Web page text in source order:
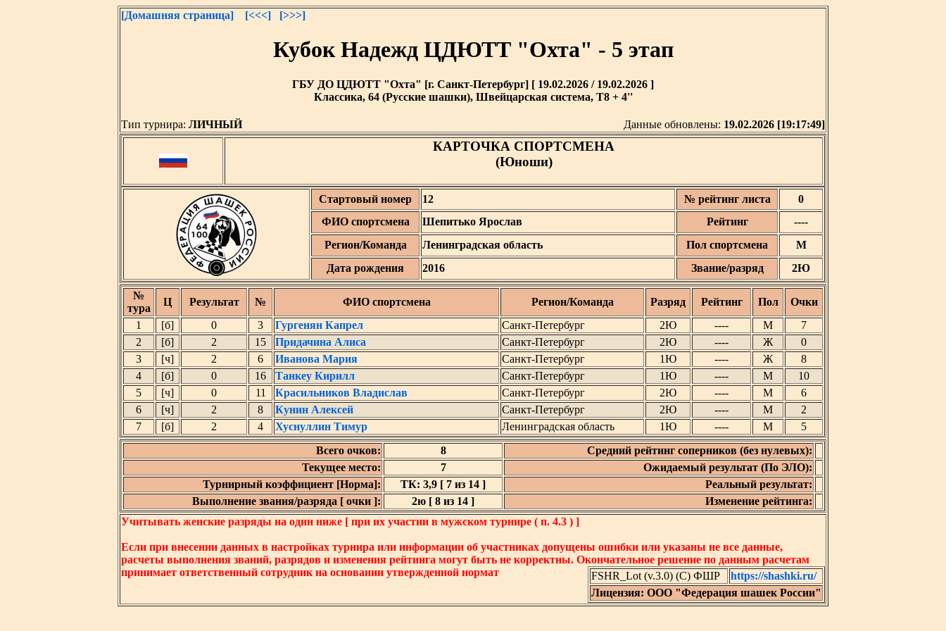
[Домашняя страница] [<<<] [>>>]
Кубок Надежд ЦДЮТТ "Охта" - 5 этап
ГБУ ДО ЦДЮТТ "Охта" [г. Санкт-Петербург] [ 19.02.2026 / 19.02.2026 ]
Классика, 64 (Русские шашки), Швейцарская система, T8 + 4''
Тип турнира: ЛИЧНЫЙ Данные обновлены: 19.02.2026 [19:17:49]
КАРТОЧКА СПОРТСМЕНА
(Юноши)
Стартовый номер 12 № рейтинг листа
0
ФИО спортсмена
Шепитько Ярослав Рейтинг
----
Регион/Команда
Ленинградская область Пол спортсмена
М
Дата рождения
2016 Звание/разряд 2Ю
№
тура
Ц Результат № ФИО спортсмена Регион/Команда Разряд Рейтинг Пол
Очки
1
[б] 0 3 Гургенян Капрел Санкт-Петербург 2Ю ---- М
7
2
[б] 2 15 Придачина Алиса Санкт-Петербург 2Ю ---- Ж
0
3
[ч] 2 6 Иванова Мария Санкт-Петербург 1Ю ---- Ж
8
4
[б] 0 16 Танкеу Кирилл Санкт-Петербург 1Ю ---- М
10
5
[ч] 0 11 Красильников Владислав Санкт-Петербург 2Ю ---- М
6
6
[ч] 2 8 Кунин Алексей Санкт-Петербург 2Ю ---- М
2
7
[б] 2 4 Хуснуллин Тимур Ленинградская область 1Ю ---- М
5
Всего очков:
8
Средний рейтинг соперников (без нулевых):
Текущее место:
7
Ожидаемый результат (По ЭЛО):
Турнирный коэффициент [Норма]:
ТК: 3,9 [ 7 из 14 ]
Реальный результат:
Выполнение звания/разряда [ очки ]:
2ю [ 8 из 14 ]
Изменение рейтинга:
Учитывать женские разряды на один ниже [ при их участии в мужском турнире ( п. 4.3 ) ]
Если при внесении данных в настройках турнира или информации об участниках допущены ошибки или указаны не все данные,
расчеты выполнения званий, разрядов и изменения рейтинга могут быть не корректны. Окончательное решение по данным расчетам
принимает ответственный сотрудник на основании утвержденной нормат
FSHR_Lot (v.3.0) (C) ФШР
https://shashki.ru/
Лицензия: ООО "Федерация шашек России"